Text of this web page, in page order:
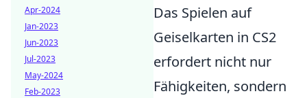
Das Spielen auf
Geiselkarten in CS2
erfordert nicht nur
Fähigkeiten, sondern
Apr-2024
Jan-2023
Jun-2023
Jul-2023
May-2024
Feb-2023